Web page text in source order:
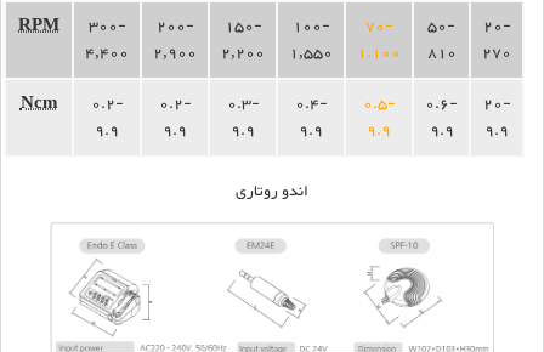
20-
270
50-
810
70-
1.100
100-
1,550
150-
2,200
200-
2,900
300-
4,400
RPM
20-
9.9
0.6-
9.9
0.5-
9.9
0.4-
9.9
0.3-
9.9
0.2-
9.9
0.2-
9.9
Ncm
اندو روتاری